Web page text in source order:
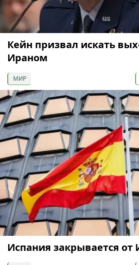
Кейн призвал искать
Ираном
МИР
Испания закрывается от